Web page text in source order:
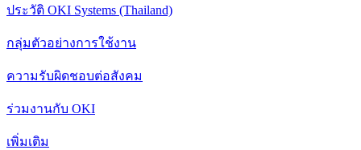
ประวัติ OKI Systems (Thailand)
กลุ่มตัวอย่างการใช้งาน
ความรับผิดชอบต่อสังคม
ร่วมงานกับ OKI
เพิ่มเติม